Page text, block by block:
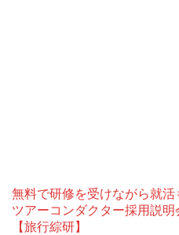
無料で研修を受けながら就活
ツアーコンダクター採用説
【旅行綜研】